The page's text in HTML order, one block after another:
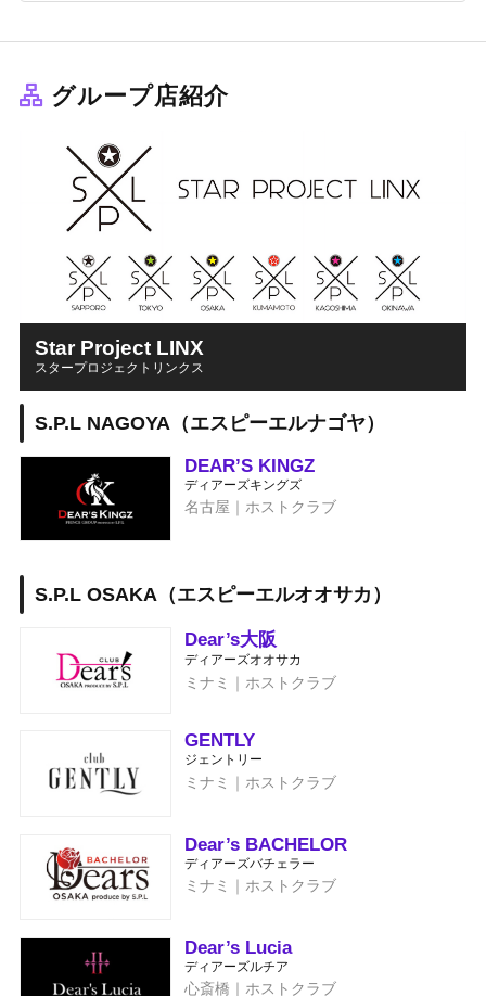
グループ店紹介
Star Project LINX
スタープロジェクトリンクス
S.P.L NAGOYA（エスピーエルナゴヤ）
DEAR’S KINGZ
ディアーズキングズ
名古屋｜ホストクラブ
S.P.L OSAKA（エスピーエルオオサカ）
Dear’s大阪
ディアーズオオサカ
ミナミ｜ホストクラブ
GENTLY
ジェントリー
ミナミ｜ホストクラブ
Dear’s BACHELOR
ディアーズバチェラー
ミナミ｜ホストクラブ
Dear’s Lucia
ディアーズルチア
心斎橋｜ホストクラブ